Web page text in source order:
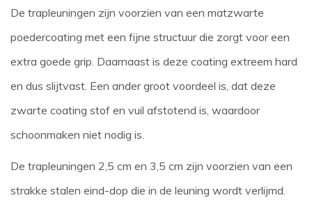
De trapleuningen zijn voorzien van een matzwarte
poedercoating met een fijne structuur die zorgt voor een
extra goede grip. Daarnaast is deze coating extreem hard
en dus slijtvast. Een ander groot voordeel is, dat deze
zwarte coating stof en vuil afstotend is, waardoor
schoonmaken niet nodig is.
De trapleuningen 2,5 cm en 3,5 cm zijn voorzien van een
strakke stalen eind-dop die in de leuning wordt verlijmd.